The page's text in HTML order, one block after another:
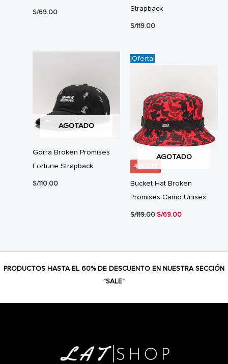
S/69.00
Strapback
S/119.00
AGOTADO
Gorra Broken Promises
Fortune Strapback
S/110.00
¡Oferta!
42% OFF
AGOTADO
Bucket Hat Broken
Promises Camo Unisex
S/119.00 El
S/69.00El
PRODUCTOS HASTA EL 60% DE DESCUENTO EN NUESTRA SECCIÓN
"SALE"